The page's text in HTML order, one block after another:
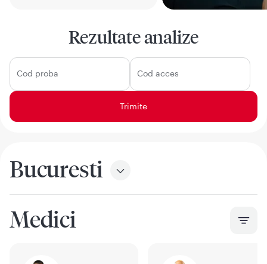
Rezultate analize
Cod proba Cod acces
Bucuresti
Medici